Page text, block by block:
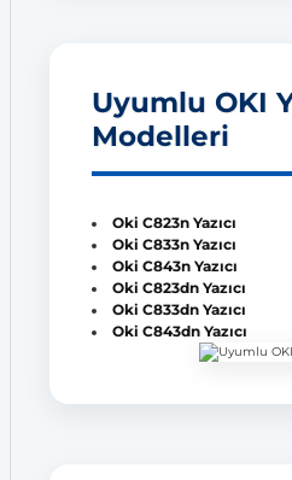
Uyumlu OKI
Modelleri
Oki C823n Yazıcı
Oki C833n Yazıcı
Oki C843n Yazıcı
Oki C823dn Yazıcı
Oki C833dn Yazıcı
Oki C843dn Yazıcı